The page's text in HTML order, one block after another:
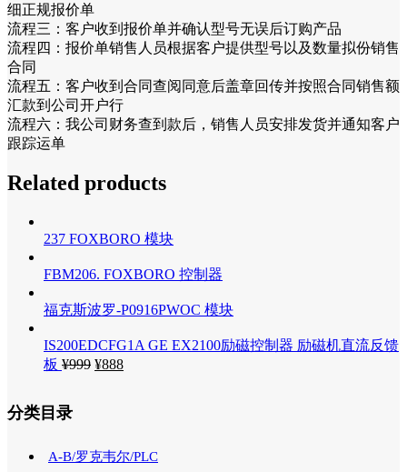
细正规报价单
流程三：客户收到报价单并确认型号无误后订购产品
流程四：报价单销售人员根据客户提供型号以及数量拟份销售
合同
流程五：客户收到合同查阅同意后盖章回传并按照合同销售额
汇款到公司开户行
流程六：我公司财务查到款后，销售人员安排发货并通知客户
跟踪运单
Related products
237 FOXBORO 模块
FBM206. FOXBORO 控制器
福克斯波罗-P0916PWOC 模块
IS200EDCFG1A GE EX2100励磁控制器 励磁机直流反馈
板 ¥999 ¥888
分类目录
A-B/罗克韦尔/PLC